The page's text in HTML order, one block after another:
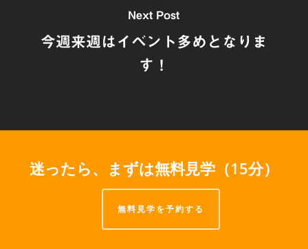
Next Post
今週来週はイベント多めとなりま
す！
迷ったら、まずは無料見学（15分）
無料見学を予約する